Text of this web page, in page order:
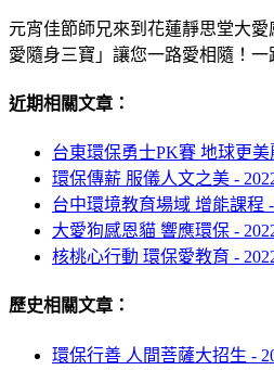
元宵佳節師兄來到花蓮靜思堂大
愛隨身三寶」讓您一路愛相隨！一
近期相關文章：
台東環保勇士PK賽 地球更美
環保傳薪 服儀人文之美 -
台中環境教育場域 增能課程 -
大愛狗感恩貓 響應環保 -
核桃心行動 環保愛教育 -
歷史相關文章：
環保行善 人間菩薩大招生 -